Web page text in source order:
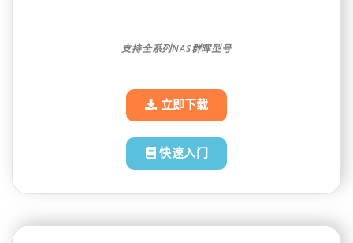
支持全系列NAS群晖型号
立即下载
快速入门